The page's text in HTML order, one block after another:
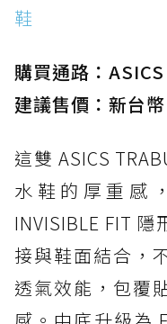
鞋
購買通路：
建議售價：新台
這雙 ASICS
水鞋的厚重感
INVISIBLE FIT
接與鞋面結合，
透氣效能，包覆